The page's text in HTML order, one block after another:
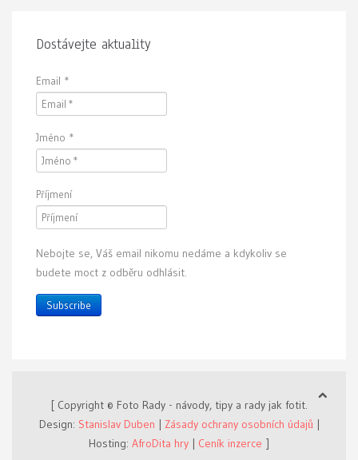
Dostávejte aktuality
Email *
Jméno *
Příjmení
Nebojte se, Váš email nikomu nedáme a kdykoliv se
budete moct z odběru odhlásit.
Subscribe
[ Copyright © Foto Rady - návody, tipy a rady jak fotit.
Design: Stanislav Duben Zásady ochrany osobních údajů|
Hosting: AfroDita hry Ceník inzerce ]